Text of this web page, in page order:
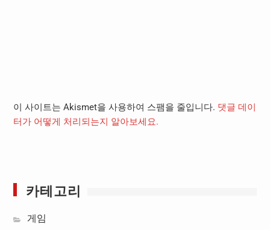
이 사이트는 Akismet을 사용하여 스팸을 줄입니다. 댓글 데이
터가 어떻게 처리되는지 알아보세요.
카테고리
게임